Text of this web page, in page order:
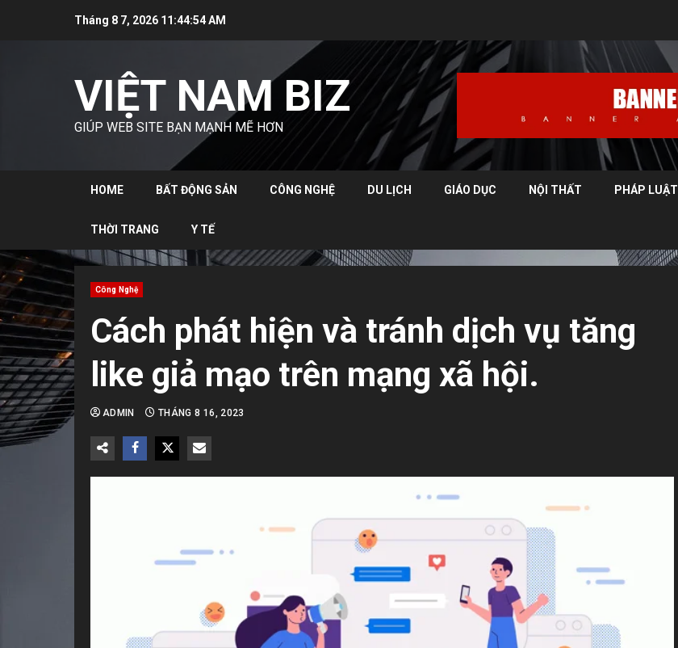
Tháng 8 7, 2026 11:44:56 AM
VIỆT NAM BIZ
GIÚP WEB SITE BẠN MẠNH MẼ HƠN
HOME BẤT ĐỘNG SẢN CÔNG NGHỆ DU LỊCH GIÁO DỤC NỘI THẤT PHÁP LUẬT
THỜI TRANG Y TẾ
Công Nghệ
Cách phát hiện và tránh dịch vụ tăng
like giả mạo trên mạng xã hội.
ADMIN THÁNG 8 16, 2023